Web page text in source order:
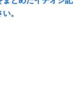
。